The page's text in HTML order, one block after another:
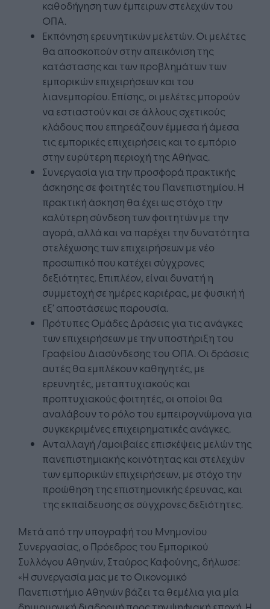
καθοδήγηση των έμπειρων στελεχών του
ΟΠΑ.
Εκπόνηση ερευνητικών μελετών. Οι μελέτες
θα αποσκοπούν στην απεικόνιση της
κατάστασης και των προβλημάτων των
εμπορικών επιχειρήσεων και του
λιανεμπορίου. Επίσης, οι μελέτες μπορούν
να εστιαστούν και σε άλλους σχετικούς
κλάδους που επηρεάζουν έμμεσα ή άμεσα
τις εμπορικές επιχειρήσεις και το εμπόριο
στην ευρύτερη περιοχή της Αθήνας.
Συνεργασία για την προσφορά πρακτικής
άσκησης σε φοιτητές του Πανεπιστημίου. Η
πρακτική άσκηση θα έχει ως στόχο την
καλύτερη σύνδεση των φοιτητών με την
αγορά, αλλά και να παρέχει την δυνατότητα
στελέχωσης των επιχειρήσεων με νέο
προσωπικό που κατέχει σύγχρονες
δεξιότητες. Επιπλέον, είναι δυνατή η
συμμετοχή σε ημέρες καριέρας, με φυσική ή
εξ’ αποστάσεως παρουσία.
Πρότυπες Ομάδες Δράσεις για τις ανάγκες
των επιχειρήσεων με την υποστήριξη του
Γραφείου Διασύνδεσης του ΟΠΑ. Οι δράσεις
αυτές θα εμπλέκουν καθηγητές, με
ερευνητές, μεταπτυχιακούς και
προπτυχιακούς φοιτητές, οι οποίοι θα
αναλάβουν το ρόλο του εμπειρογνώμονα για
συγκεκριμένες επιχειρηματικές ανάγκες.
Ανταλλαγή /αμοιβαίες επισκέψεις μελών της
πανεπιστημιακής κοινότητας και στελεχών
των εμπορικών επιχειρήσεων, με στόχο την
προώθηση της επιστημονικής έρευνας, και
της εκπαίδευσης σε σύγχρονες δεξιότητες.
Μετά από την υπογραφή του Μνημονίου
Συνεργασίας, ο Πρόεδρος του Εμπορικού
Συλλόγου Αθηνών, Σταύρος Καφούνης, δήλωσε:
«Η συνεργασία μας με το Οικονομικό
Πανεπιστήμιο Αθηνών βάζει τα θεμέλια για μία